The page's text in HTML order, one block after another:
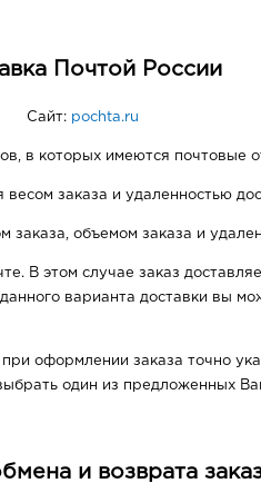
Почтой России
Сайт: pochta.ru
в которых имеются почтовые
весом заказа и удаленностью
заказа, объемом заказа и
В этом случае заказ
варианта доставки вы
оформлении заказа точно
один из предложенных
и возврата